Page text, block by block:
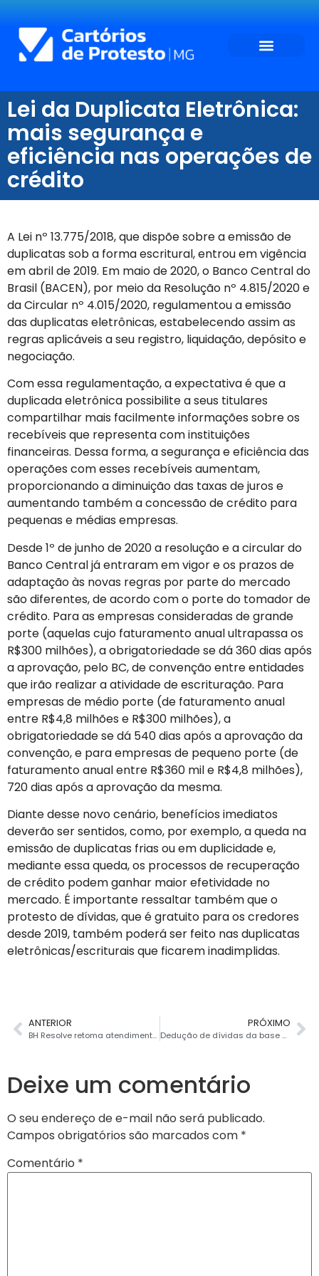
Lei da Duplicata Eletrônica:
mais segurança e
eficiência nas operações de
crédito
A Lei nº 13.775/2018, que dispõe sobre a emissão de
duplicatas sob a forma escritural, entrou em vigência
em abril de 2019. Em maio de 2020, o Banco Central do
Brasil (BACEN), por meio da Resolução nº 4.815/2020 e
da Circular nº 4.015/2020, regulamentou a emissão
das duplicatas eletrônicas, estabelecendo assim as
regras aplicáveis a seu registro, liquidação, depósito e
negociação.
Com essa regulamentação, a expectativa é que a
duplicada eletrônica possibilite a seus titulares
compartilhar mais facilmente informações sobre os
recebíveis que representa com instituições
financeiras. Dessa forma, a segurança e eficiência das
operações com esses recebíveis aumentam,
proporcionando a diminuição das taxas de juros e
aumentando também a concessão de crédito para
pequenas e médias empresas.
Desde 1º de junho de 2020 a resolução e a circular do
Banco Central já entraram em vigor e os prazos de
adaptação às novas regras por parte do mercado
são diferentes, de acordo com o porte do tomador de
crédito. Para as empresas consideradas de grande
porte (aquelas cujo faturamento anual ultrapassa os
R$300 milhões), a obrigatoriedade se dá 360 dias após
a aprovação, pelo BC, de convenção entre entidades
que irão realizar a atividade de escrituração. Para
empresas de médio porte (de faturamento anual
entre R$4,8 milhões e R$300 milhões), a
obrigatoriedade se dá 540 dias após a aprovação da
convenção, e para empresas de pequeno porte (de
faturamento anual entre R$360 mil e R$4,8 milhões),
720 dias após a aprovação da mesma.
Diante desse novo cenário, benefícios imediatos
deverão ser sentidos, como, por exemplo, a queda na
emissão de duplicatas frias ou em duplicidade e,
mediante essa queda, os processos de recuperação
de crédito podem ganhar maior efetividade no
mercado. É importante ressaltar também que o
protesto de dívidas, que é gratuito para os credores
desde 2019, também poderá ser feito nas duplicatas
eletrônicas/escriturais que ficarem inadimplidas.
ANTERIOR
BH Resolve retoma atendimento presencial na próxima segunda-feira
PRÓXIMO
Dedução de dívidas da base de cálculo do Imposto de Renda
Deixe um comentário
O seu endereço de e-mail não será publicado.
Campos obrigatórios são marcados com *
Comentário *